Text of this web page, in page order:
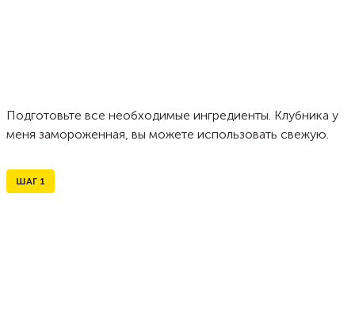
Подготовьте все необходимые ингредиенты. Клубника у
меня замороженная, вы можете использовать свежую.
ШАГ 1